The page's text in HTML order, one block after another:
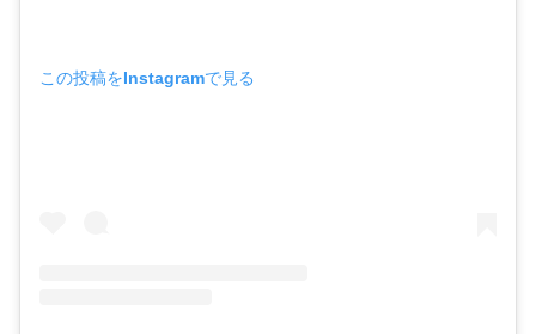
この投稿をInstagramで見る